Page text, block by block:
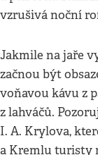
vzrušivá noční
Jakmile na jaře
začnou být
voňavou kávu z
z lahváčů.
I. A. Krylova,
a Kremlu turisty